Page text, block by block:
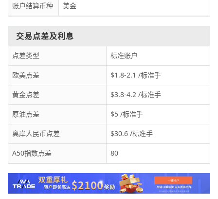
账户结算币种 美金
交易点差及利息
点差类型 标准账户
欧美点差 $1.8-2.1 /标准手
黄金点差 $3.8-4.2 /标准手
原油点差 $5 /标准手
离岸人民币点差 $30.6 /标准手
A50指数点差 80